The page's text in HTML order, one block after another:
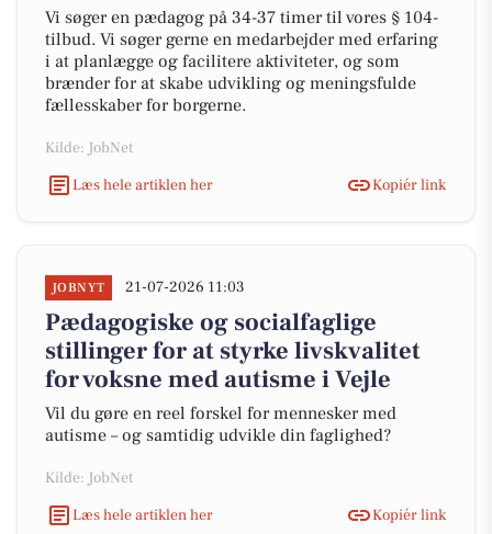
Vi søger en pædagog på 34-37 timer til vores § 104-
tilbud. Vi søger gerne en medarbejder med erfaring
i at planlægge og facilitere aktiviteter, og som
brænder for at skabe udvikling og meningsfulde
fællesskaber for borgerne.
Kilde: JobNet
Læs hele artiklen her
Kopiér link
JOBNYT 21-07-2026 11:03
Pædagogiske og socialfaglige
stillinger for at styrke livskvalitet
for voksne med autisme i Vejle
Vil du gøre en reel forskel for mennesker med
autisme – og samtidig udvikle din faglighed?
Kilde: JobNet
Læs hele artiklen her
Kopiér link